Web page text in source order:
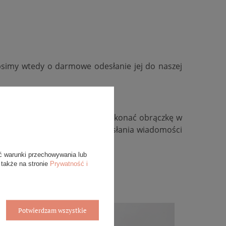
wtedy o darmowe odesłanie jej do naszej
zmienić kolor złota, wykonać obrączkę w
zachęcamy do przesłania wiadomości
warunki przechowywania lub
na stronie Prywatność i
Potwierdzam wszystkie